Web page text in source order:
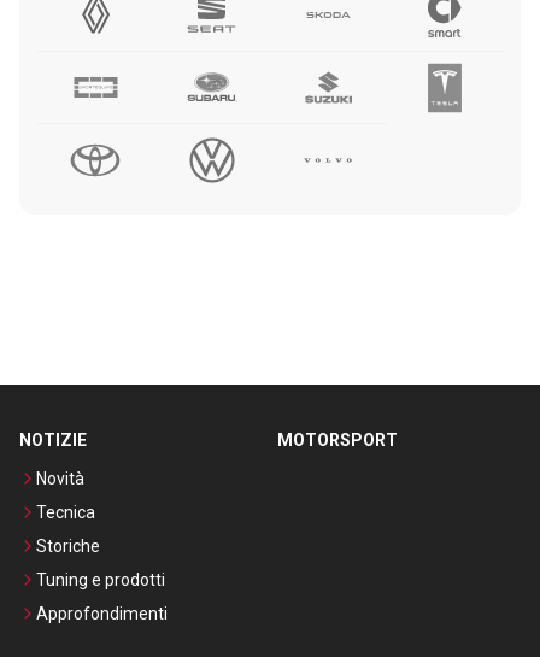
NOTIZIE
Novità
Tecnica
Storiche
Tuning e prodotti
Approfondimenti
MOTORSPORT